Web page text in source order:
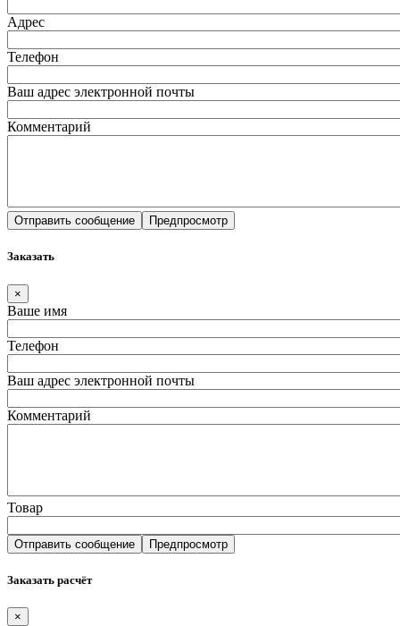
Адрес
Телефон
Ваш адрес электронной почты
Комментарий
Заказать
×
Ваше имя
Телефон
Ваш адрес электронной почты
Комментарий
Товар
Заказать расчёт
×